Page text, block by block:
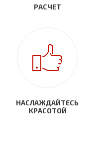
РАСЧЕТ
НАСЛАЖДАЙТЕСЬ
КРАСОТОЙ